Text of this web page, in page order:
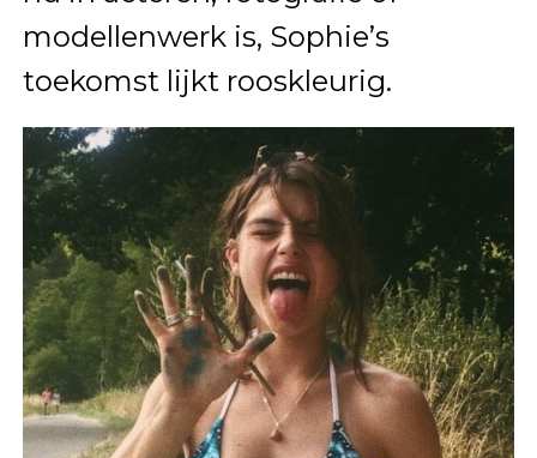
modellenwerk is, Sophie’s
toekomst lijkt rooskleurig.